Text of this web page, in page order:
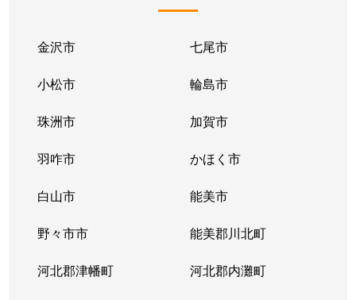
金沢市 七尾市
小松市 輪島市
珠洲市 加賀市
羽咋市 かほく市
白山市 能美市
野々市市 能美郡川北町
河北郡津幡町 河北郡内灘町